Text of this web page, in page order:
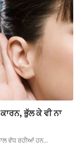
ਭੁੱਲ ਕੇ ਵੀ ਨਾ
ਵੱਧ ਰਹੀਆਂ ਹਨ…